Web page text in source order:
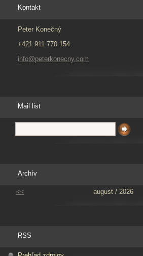
Kontakt
Peter Konečný
+421 911 770 154
info@peterkonecny.com
Mail list
Archív
<< august / 2026
RSS